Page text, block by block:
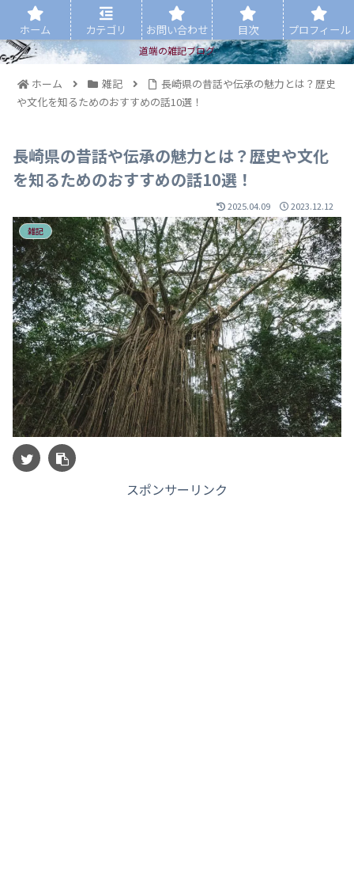
道端の雑記ブログ
ホーム 雑記
長崎県の昔話や伝承の魅力とは？歴史
や文化を知るためのおすすめの話10選！
長崎県の昔話や伝承の魅力とは？歴史や文化
を知るためのおすすめの話10選！
2025.04.09 2023.12.12
雑記
スポンサーリンク
ホーム カテゴリ お問い合わせ 目次 プロフィール